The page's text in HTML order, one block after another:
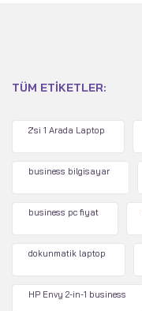
TÜM ETIKETLER:
2'si 1 Arada Laptop
business bilgisayar
business pc fiyat
dokunmatik laptop
HP Envy 2-in-1 business